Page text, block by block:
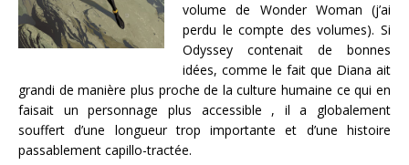
volume de Wonder Woman (j’ai
perdu le compte des volumes). Si
Odyssey contenait de bonnes
idées, comme le fait que Diana ait
grandi de manière plus proche de la culture humaine ce qui en
faisait un personnage plus accessible , il a globalement
souffert d’une longueur trop importante et d’une histoire
passablement capillo-tractée.